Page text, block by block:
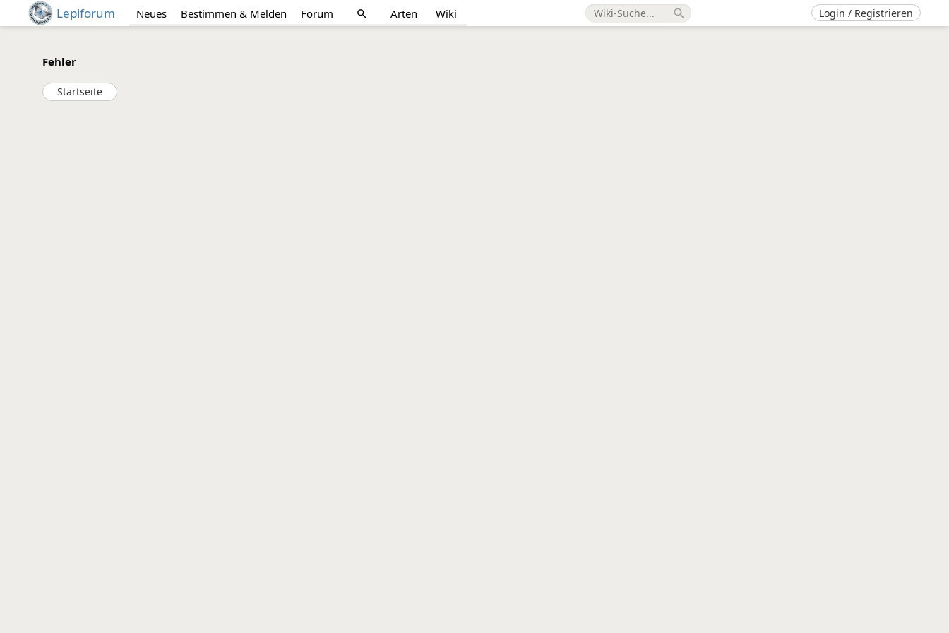
Lepiforum Neues Bestimmen & Melden Forum search Arten Wiki search Login / Registrieren
Fehler
Startseite